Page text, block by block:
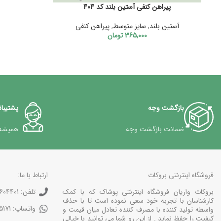
پیراهن کنفی آستین بلند کد 404
آستین بلند, سایز متوسط,پیراهن کنفی
365,000 تومان
پشتیبانی
بازگشت وجه
ضمانت بازگشت وجه
ارتباط با ما:
تلفن: 77604401-021
واتساپ: 0375171-0912
فروشگاه اینترنتی بروکات
بروکات واریان فروشگاه اینترنتی پوشاک که با کمک
کارشناسان با تجربه خود سعی نموده است تا با حذف
واسطه تولید کننده با مصرف کننده تعادل میان قیمت و
کیفیت را حفظ نماید . از این رو شما می توانید با خیالی